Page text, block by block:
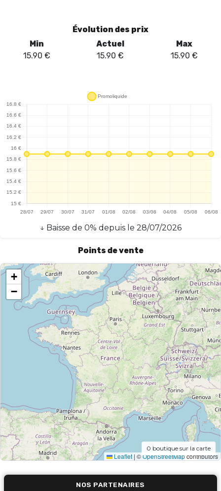
à sa capacité de 12 ml, permettant jusqu'à 30 000 bouffées.
satisfaction rapide, idéale pour ceux qui recherchent une
alternative à la cigarette. La qualité des arômes est au rendez-
positionne comme un choix premium pour les amateurs de
saveurs fruitées, alliant praticité et plaisir gustatif. Une option à
Évolution des prix
Min
15.90 €
Actuel
15.90 €
Max
15.90 €
↓ Baisse de 0% depuis le 28/07/2026
Points de vente
+
−
Leaflet | ©OpenStreetMapcontributors
0 boutique sur la carte
NOS PARTENAIRES